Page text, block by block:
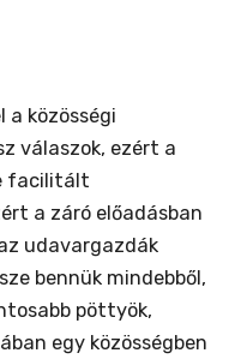
közösségi
válaszok, ezért a
facilitált
a záró előadásban
udavargazdák
bennük mindebből,
pöttyök,
egy közösségben